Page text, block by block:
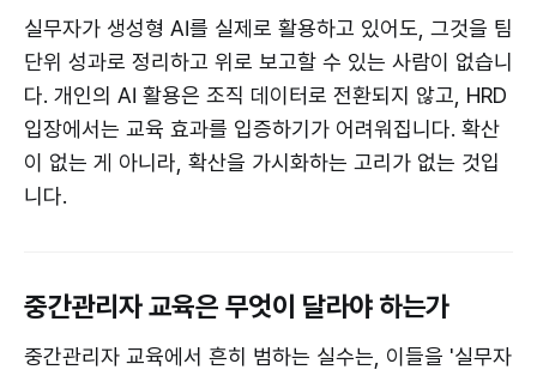
실무자가 생성형 AI를 실제로 활용하고 있어도, 그것을 팀
단위 성과로 정리하고 위로 보고할 수 있는 사람이 없습니
다. 개인의 AI 활용은 조직 데이터로 전환되지 않고, HRD
입장에서는 교육 효과를 입증하기가 어려워집니다. 확산
이 없는 게 아니라, 확산을 가시화하는 고리가 없는 것입
니다.
중간관리자 교육은 무엇이 달라야 하는가
중간관리자 교육에서 흔히 범하는 실수는, 이들을 '실무자